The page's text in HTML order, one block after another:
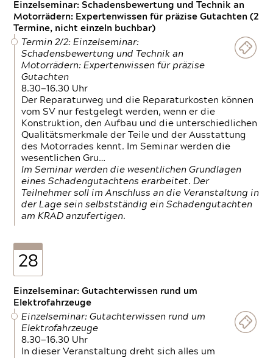
Einzelseminar: Schadensbewertung und Technik an
Motorrädern: Expertenwissen für präzise Gutachten (2
Termine, nicht einzeln buchbar)
Termin 2/2: Einzelseminar:
Schadensbewertung und Technik an
Motorrädern: Expertenwissen für präzise
Gutachten
8.30—16.30 Uhr
Der Reparaturweg und die Reparaturkosten können
vom SV nur festgelegt werden, wenn er die
Konstruktion, den Aufbau und die unterschiedlichen
Qualitätsmerkmale der Teile und der Ausstattung
des Motorrades kennt. Im Seminar werden die
wesentlichen Gru…
Im Seminar werden die wesentlichen Grundlagen
eines Schadengutachtens erarbeitet. Der
Teilnehmer soll im Anschluss an die Veranstaltung in
der Lage sein selbstständig ein Schadengutachten
am KRAD anzufertigen.
28
Einzelseminar: Gutachterwissen rund um
Elektrofahrzeuge
Einzelseminar: Gutachterwissen rund um
Elektrofahrzeuge
8.30—16.30 Uhr
In dieser Veranstaltung dreht sich alles um